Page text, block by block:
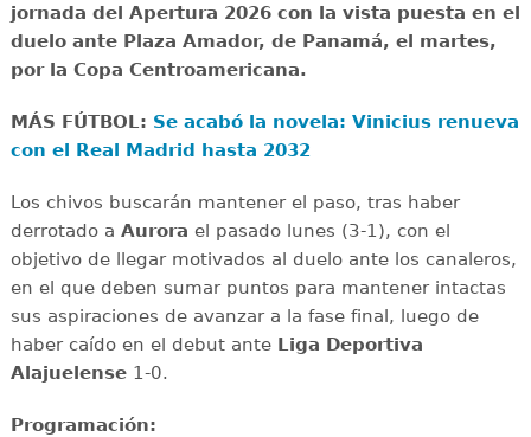
jornada del Apertura 2026 con la vista puesta en el
duelo ante Plaza Amador, de Panamá, el martes,
por la Copa Centroamericana.
MÁS FÚTBOL: Se acabó la novela: Vinicius renueva
con el Real Madrid hasta 2032
Los chivos buscarán mantener el paso, tras haber
derrotado a Aurora el pasado lunes (3-1), con el
objetivo de llegar motivados al duelo ante los canaleros,
en el que deben sumar puntos para mantener intactas
sus aspiraciones de avanzar a la fase final, luego de
haber caído en el debut ante Liga Deportiva
Alajuelense1-0.
Programación: